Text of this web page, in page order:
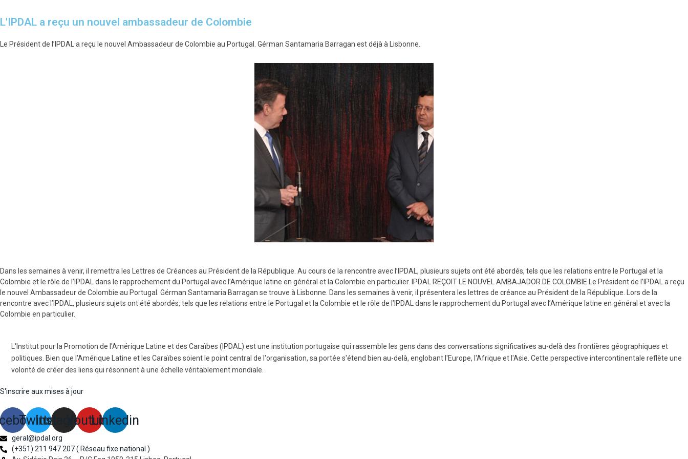
L'IPDAL a reçu un nouvel ambassadeur de Colombie
Le Président de l’IPDAL a reçu le nouvel Ambassadeur de Colombie au Portugal. Gérman Santamaria Barragan est déjà à Lisbonne.
Dans les semaines à venir, il remettra les Lettres de Créances au Président de la République. Au cours de la rencontre avec l’IPDAL, plusieurs sujets ont été abordés, tels que les relations entre le Portugal et la
Colombie et le rôle de l’IPDAL dans le rapprochement du Portugal avec l’Amérique latine en général et la Colombie en particulier. IPDAL REÇOIT LE NOUVEL AMBAJADOR DE COLOMBIE Le Président de l’IPDAL a reçu
le nouvel Ambassadeur de Colombie au Portugal. Gérman Santamaria Barragan se trouve à Lisbonne. Dans les semaines à venir, il présentera les lettres de créance au Président de la République. Lors de la
rencontre avec l’IPDAL, plusieurs sujets ont été abordés, tels que les relations entre le Portugal et la Colombie et le rôle de l’IPDAL dans le rapprochement du Portugal avec l’Amérique latine en général et avec la
Colombie en particulier.
L'Institut pour la Promotion de l'Amérique Latine et des Caraïbes (IPDAL) est une institution portugaise qui rassemble les gens dans des conversations significatives au-delà des frontières géographiques et
politiques. Bien que l'Amérique Latine et les Caraïbes soient le point central de l'organisation, sa portée s'étend bien au-delà, englobant l'Europe, l'Afrique et l'Asie. Cette perspective intercontinentale reflète une
volonté de créer des liens qui résonnent à une échelle véritablement mondiale.
S'inscrire aux mises à jour
TwitterInstagramYoutube
Linkedin
geral@ipdal.org
(+351) 211 947 207 ( Réseau fixe national )